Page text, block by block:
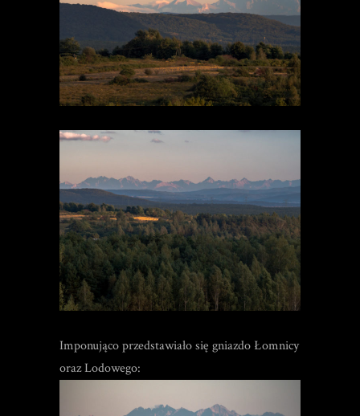
Imponująco przedstawiało się gniazdo Łomnicy
oraz Lodowego: